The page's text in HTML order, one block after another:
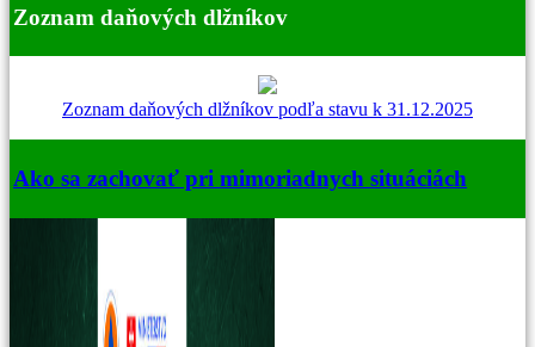
Zoznam daňových dlžníkov
Zoznam daňových dlžníkov podľa stavu k 31.12.2025
Ako sa zachovať pri mimoriadnych situáciách